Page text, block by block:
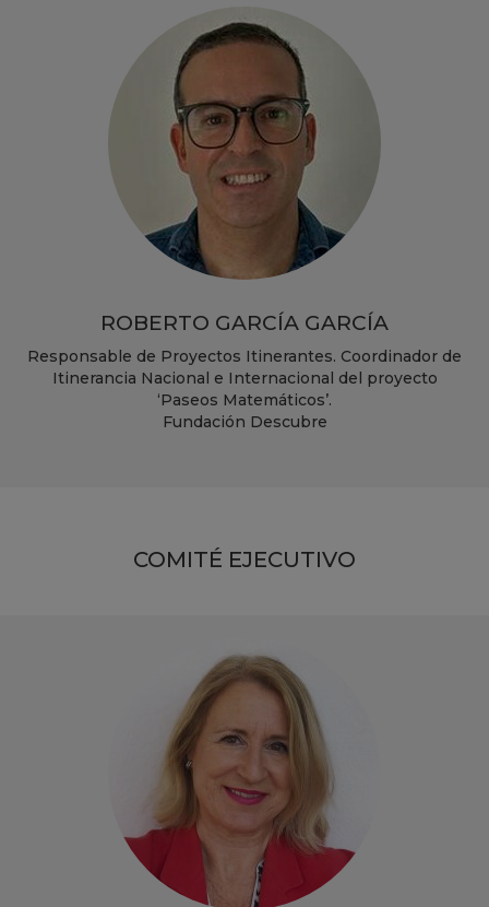
ROBERTO GARCÍA GARCÍA
Responsable de Proyectos Itinerantes. Coordinador de
Itinerancia Nacional e Internacional del proyecto
‘Paseos Matemáticos’.
Fundación Descubre
COMITÉ EJECUTIVO